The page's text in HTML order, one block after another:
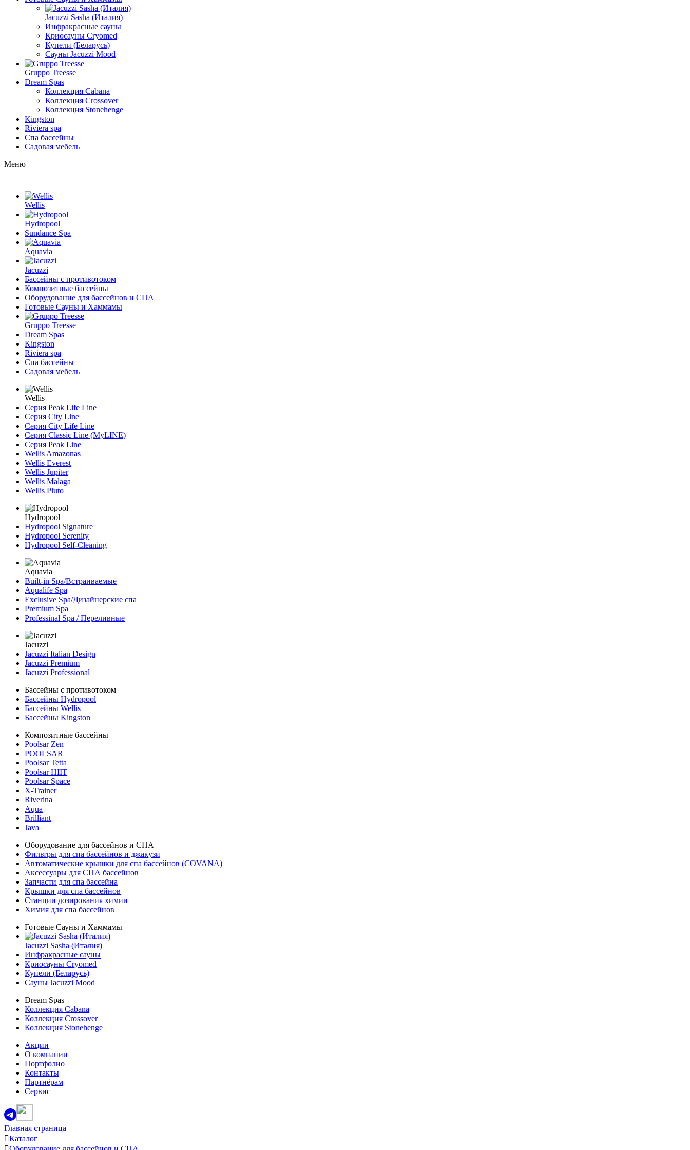
Jacuzzi Sasha (Италия)
Инфракрасные сауны
Криосауны Cryomed
Купели (Беларусь)
Сауны Jacuzzi Mood
Gruppo Treesse
Dream Spas
Коллекция Cabana
Коллекция Crossover
Коллекция Stonehenge
Kingston
Riviera spa
Спа бассейны
Садовая мебель
Меню
Wellis
Hydropool
Sundance Spa
Aquavia
Jacuzzi
Бассейны с противотоком
Композитные бассейны
Оборудование для бассейнов и СПА
Готовые Сауны и Хаммамы
Gruppo Treesse
Dream Spas
Kingston
Riviera spa
Спа бассейны
Садовая мебель
Wellis
Серия Peak Life Line
Серия City Line
Серия City Life Line
Серия Classic Line (MyLINE)
Серия Peak Line
Wellis Amazonas
Wellis Everest
Wellis Jupiter
Wellis Malaga
Wellis Pluto
Hydropool
Hydropool Signature
Hydropool Serenity
Hydropool Self-Сleaning
Aquavia
Built-in Spa/Встраиваемые
Aqualife Spa
Exclusive Spa/Дизайнерские спа
Premium Spa
Professinal Spa / Переливные
Jacuzzi
Jacuzzi Italian Design
Jacuzzi Premium
Jacuzzi Professional
Бассейны с противотоком
Бассейны Hydropool
Бассейны Wellis
Бассейны Kingston
Композитные бассейны
Poolsar Zen
POOLSAR
Poolsar Tetta
Poolsar HIIT
Poolsar Space
X-Trainer
Riverina
Aqua
Brilliant
Java
Оборудование для бассейнов и СПА
Фильтры для спа бассейнов и джакузи
Автоматические крышки для спа бассейнов (COVANA)
Аксессуары для СПА бассейнов
Запчасти для спа бассейна
Крышки для спа бассейнов
Станции дозирования химии
Химия для спа бассейнов
Готовые Сауны и Хаммамы
Jacuzzi Sasha (Италия)
Инфракрасные сауны
Криосауны Cryomed
Купели (Беларусь)
Сауны Jacuzzi Mood
Dream Spas
Коллекция Cabana
Коллекция Crossover
Коллекция Stonehenge
Акции
О компании
Портфолио
Контакты
Партнёрам
Сервис
Главная страница
Каталог